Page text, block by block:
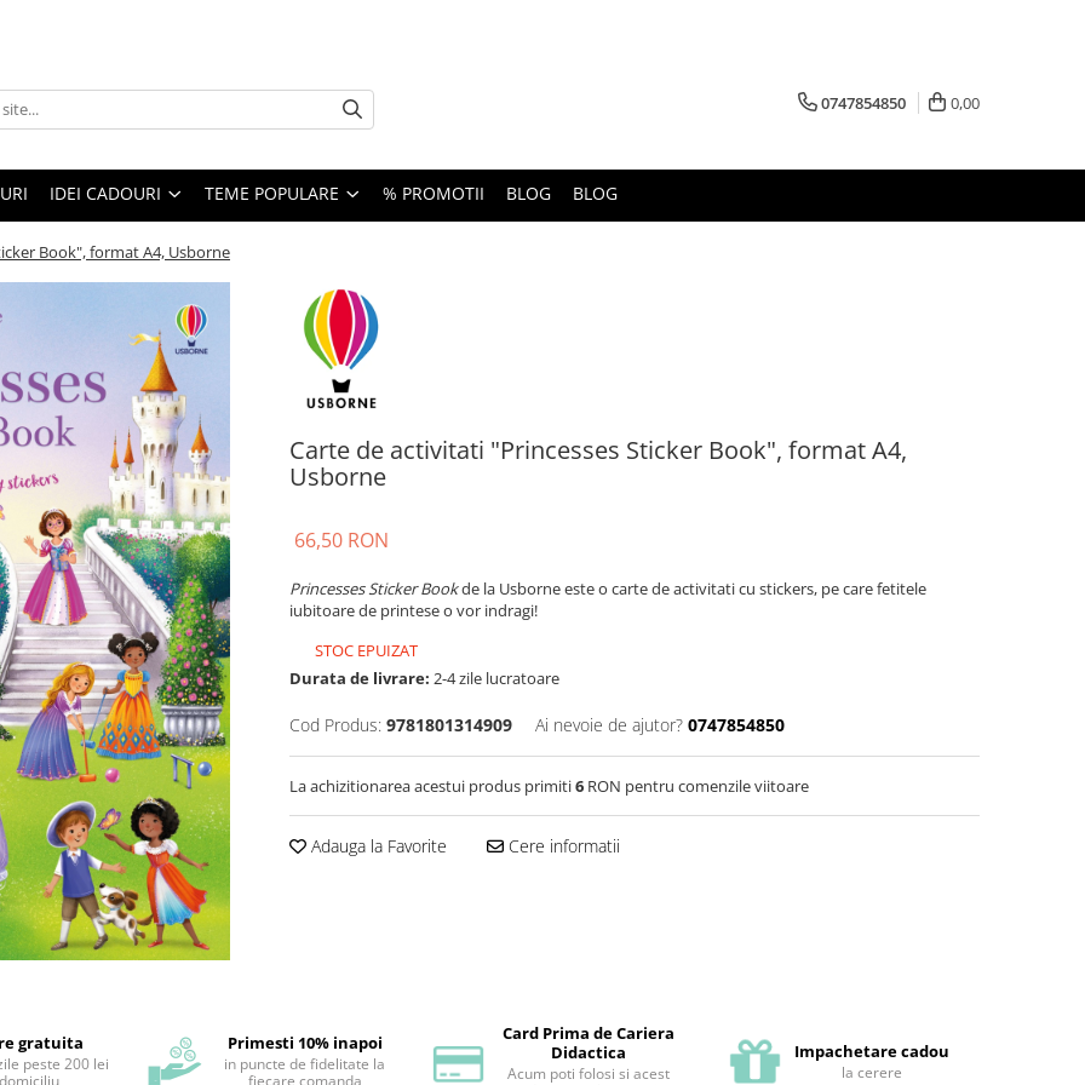
0747854850 0,00
IDEI CADOURI TEME POPULARE % PROMOTII BLOG BLOG
Book", format A4, Usborne
Carte de activitati "Princesses Sticker Book", format A4,
Usborne
66,50 RON
Princesses Sticker Bookde la Usborne este o carte de activitati cu stickers, pe care fetitele
iubitoare de printese o vor indragi!
STOC EPUIZAT
Durata de livrare: 2-4 zile lucratoare
Cod Produs: 9781801314909 Ai nevoie de ajutor? 0747854850
La achizitionarea acestui produs primiti6 RON pentru comenzile viitoare
Adauga la Favorite Cere informatii
gratuita
peste 200 lei
Primesti 10% inapoi
in puncte de fidelitate la
fiecare comanda
Card Prima de Cariera
Didactica
Acum poti folosi si acest
Impachetare cadou
la cerere